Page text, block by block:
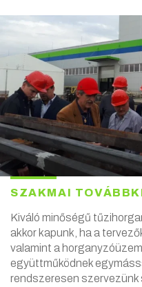
SZAKMAI
Kiváló minőségű
akkor kapunk, ha a
valamint a
együttműködnek
rendszeresen szervezünk